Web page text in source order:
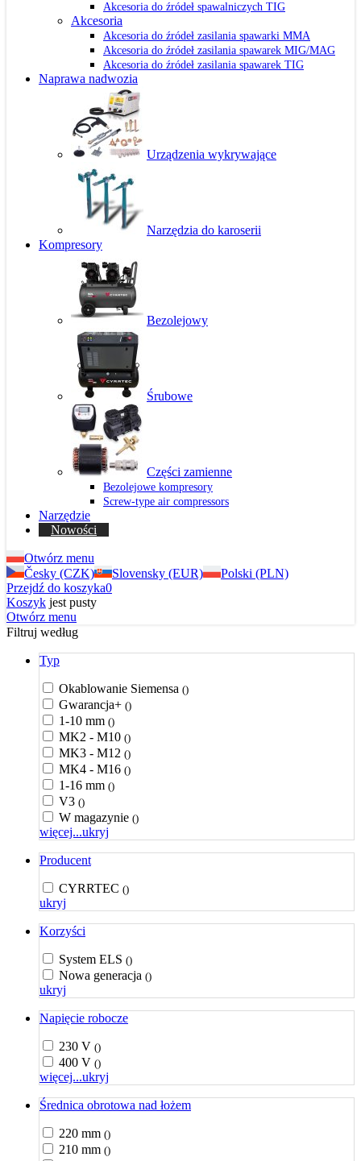
Akcesoria do źródeł spawalniczych TIG
Akcesoria
Akcesoria do źródeł zasilania spawarki MMA
Akcesoria do źródeł zasilania spawarek MIG/MAG
Akcesoria do źródeł zasilania spawarek TIG
Naprawa nadwozia
Urządzenia wykrywające
Narzędzia do karoserii
Kompresory
Bezolejowy
Śrubowe
Części zamienne
Bezolejowe kompresory
Screw-type air compressors
Narzędzie
Nowości
Otwórz menu
Česky (CZK)
Slovensky (EUR)
Polski (PLN)
Przejdź do koszyka0
Koszyk jest pusty
Otwórz menu
Filtruj według
Typ
Okablowanie Siemensa ()
Gwarancja+ ()
1-10 mm ()
MK2 - M10 ()
MK3 - M12 ()
MK4 - M16 ()
1-16 mm ()
V3 ()
W magazynie ()
więcej...ukryj
Producent
CYRRTEC ()
ukryj
Korzyści
System ELS ()
Nowa generacja ()
ukryj
Napięcie robocze
230 V ()
400 V ()
więcej...ukryj
Średnica obrotowa nad łożem
220 mm ()
210 mm ()